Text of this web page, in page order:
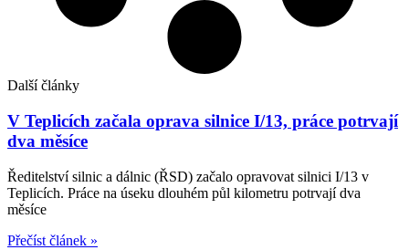
Další články
V Teplicích začala oprava silnice I/13, práce potrvají
dva měsíce
Ředitelství silnic a dálnic (ŘSD) začalo opravovat silnici I/13 v
Teplicích. Práce na úseku dlouhém půl kilometru potrvají dva
měsíce
Přečíst článek »